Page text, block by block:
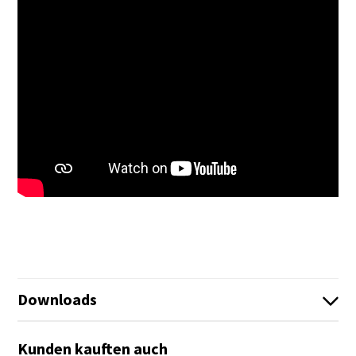
Downloads
Infoblatt_G9_PRO_C1385_DE.pdf
Kunden kauften auch